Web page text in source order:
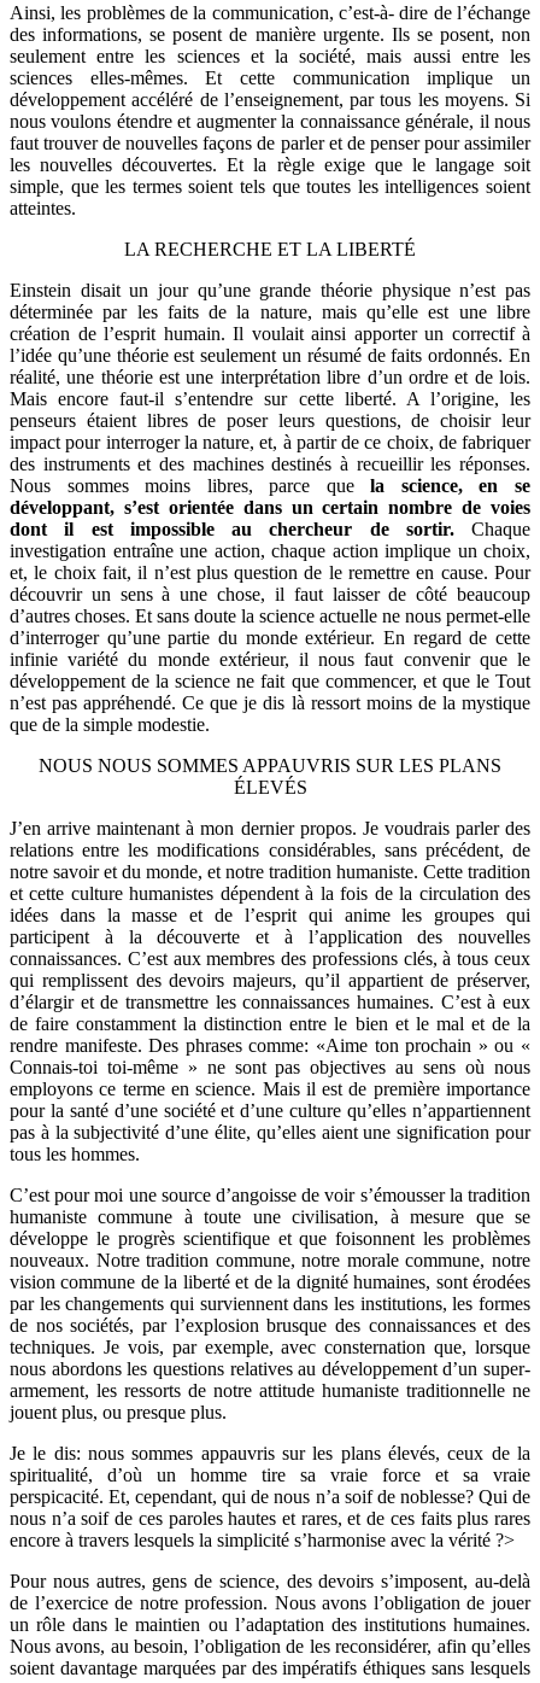
Ainsi, les problèmes de la communication, c’est-à- dire de l’échange
des informations, se posent de manière urgente. Ils se posent, non
seulement entre les sciences et la société, mais aussi entre les
sciences elles-mêmes. Et cette communication implique un
développement accéléré de l’enseignement, par tous les moyens. Si
nous voulons étendre et augmenter la connaissance générale, il nous
faut trouver de nouvelles façons de parler et de penser pour assimiler
les nouvelles découvertes. Et la règle exige que le langage soit
simple, que les termes soient tels que toutes les intelligences soient
atteintes.
LA RECHERCHE ET LA LIBERTÉ
Einstein disait un jour qu’une grande théorie physique n’est pas
déterminée par les faits de la nature, mais qu’elle est une libre
création de l’esprit humain. Il voulait ainsi apporter un correctif à
l’idée qu’une théorie est seulement un résumé de faits ordonnés. En
réalité, une théorie est une interprétation libre d’un ordre et de lois.
Mais encore faut-il s’entendre sur cette liberté. A l’origine, les
penseurs étaient libres de poser leurs questions, de choisir leur
impact pour interroger la nature, et, à partir de ce choix, de fabriquer
des instruments et des machines destinés à recueillir les réponses.
Nous sommes moins libres, parce quela science, en se
développant, s’est orientée dans un certain nombre de voies
dont il est impossible au chercheur de sortir.Chaque
investigation entraîne une action, chaque action implique un choix,
et, le choix fait, il n’est plus question de le remettre en cause. Pour
découvrir un sens à une chose, il faut laisser de côté beaucoup
d’autres choses. Et sans doute la science actuelle ne nous permet-elle
d’interroger qu’une partie du monde extérieur. En regard de cette
infinie variété du monde extérieur, il nous faut convenir que le
développement de la science ne fait que commencer, et que le Tout
n’est pas appréhendé. Ce que je dis là ressort moins de la mystique
que de la simple modestie.
NOUS NOUS SOMMES APPAUVRIS SUR LES PLANS
ÉLEVÉS
J’en arrive maintenant à mon dernier propos. Je voudrais parler des
relations entre les modifications considérables, sans précédent, de
notre savoir et du monde, et notre tradition humaniste. Cette tradition
et cette culture humanistes dépendent à la fois de la circulation des
idées dans la masse et de l’esprit qui anime les groupes qui
participent à la découverte et à l’application des nouvelles
connaissances. C’est aux membres des professions clés, à tous ceux
qui remplissent des devoirs majeurs, qu’il appartient de préserver,
d’élargir et de transmettre les connaissances humaines. C’est à eux
de faire constamment la distinction entre le bien et le mal et de la
rendre manifeste. Des phrases comme: «Aime ton prochain » ou «
Connais-toi toi-même » ne sont pas objectives au sens où nous
employons ce terme en science. Mais il est de première importance
pour la santé d’une société et d’une culture qu’elles n’appartiennent
pas à la subjectivité d’une élite, qu’elles aient une signification pour
tous les hommes.
C’est pour moi une source d’angoisse de voir s’émousser la tradition
humaniste commune à toute une civilisation, à mesure que se
développe le progrès scientifique et que foisonnent les problèmes
nouveaux. Notre tradition commune, notre morale commune, notre
vision commune de la liberté et de la dignité humaines, sont érodées
par les changements qui surviennent dans les institutions, les formes
de nos sociétés, par l’explosion brusque des connaissances et des
techniques. Je vois, par exemple, avec consternation que, lorsque
nous abordons les questions relatives au développement d’un super-
armement, les ressorts de notre attitude humaniste traditionnelle ne
jouent plus, ou presque plus.
Je le dis: nous sommes appauvris sur les plans élevés, ceux de la
spiritualité, d’où un homme tire sa vraie force et sa vraie
perspicacité. Et, cependant, qui de nous n’a soif de noblesse? Qui de
nous n’a soif de ces paroles hautes et rares, et de ces faits plus rares
encore à travers lesquels la simplicité s’harmonise avec la vérité ?>
Pour nous autres, gens de science, des devoirs s’imposent, au-delà
de l’exercice de notre profession. Nous avons l’obligation de jouer
un rôle dans le maintien ou l’adaptation des institutions humaines.
Nous avons, au besoin, l’obligation de les reconsidérer, afin qu’elles
soient davantage marquées par des impératifs éthiques sans lesquels